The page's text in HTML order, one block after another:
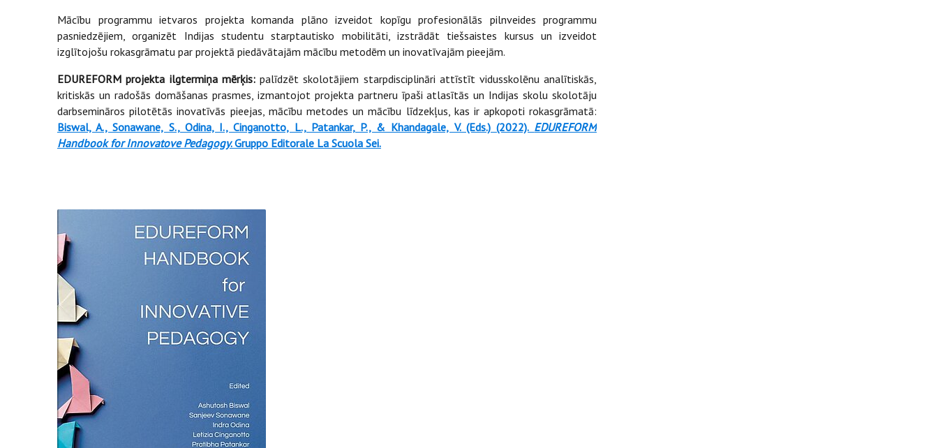
Mācību programmu ietvaros projekta komanda plāno izveidot kopīgu profesionālās pilnveides programmu
pasniedzējiem, organizēt Indijas studentu starptautisko mobilitāti, izstrādāt tiešsaistes kursus un izveidot
izglītojošu rokasgrāmatu par projektā piedāvātajām mācību metodēm un inovatīvajām pieejām.
EDUREFORM projekta ilgtermiņa mērķis:palīdzēt skolotājiem starpdisciplināri attīstīt vidusskolēnu analītiskās,
kritiskās un radošās domāšanas prasmes, izmantojot projekta partneru īpaši atlasītās un Indijas skolu skolotāju
darbsemināros pilotētās inovatīvās pieejas, mācību metodes un mācību līdzekļus, kas ir apkopoti rokasgrāmatā:
Biswal, A., Sonawane, S., Odina, I., Cinganotto, L., Patankar, P., & Khandagale, V. (Eds.) (2022). EDUREFORM
Handbook for Innovatove Pedagogy. Gruppo Editorale La Scuola Sei.